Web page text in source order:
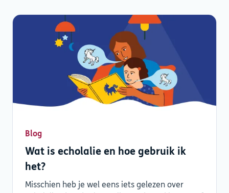
Blog
Wat is echolalie en hoe gebruik ik
het?
Misschien heb je wel eens iets gelezen over